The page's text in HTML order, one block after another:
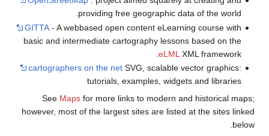
providing free geographic data of the world.
GITTA- A webbased open content eLearning course with
basic and intermediate cartography lessons based on the
eLML XML framework.
cartographers on the net SVG, scalable vector graphics:
tutorials, examples, widgets and libraries
See Mapsfor more links to modern and historical
however, most of the largest sites are listed at the sites